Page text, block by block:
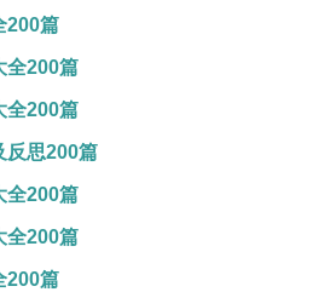
200篇
全200篇
全200篇
反思200篇
全200篇
全200篇
200篇